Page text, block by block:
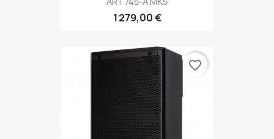
1 279,00 €
favorite_border